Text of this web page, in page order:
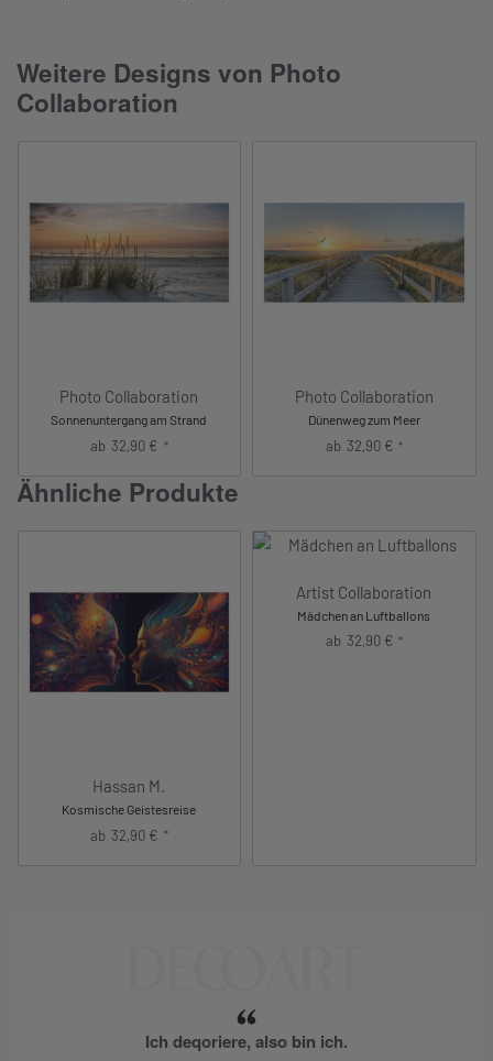
Weitere Designs von Photo
Collaboration
Photo Collaboration
Sonnenuntergang am Strand
ab 32,90 € *
Photo Collaboration
Dünenweg zum Meer
ab 32,90 € *
Ähnliche Produkte
Hassan M.
Kosmische Geistesreise
ab 32,90 € *
Artist Collaboration
Mädchen an Luftballons
ab 32,90 € *
Ich deqoriere, also bin ich.